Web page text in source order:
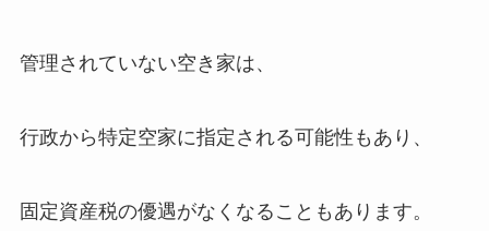
管理されていない空き家は、
行政から特定空家に指定される可能性もあり、
固定資産税の優遇がなくなることもあります。